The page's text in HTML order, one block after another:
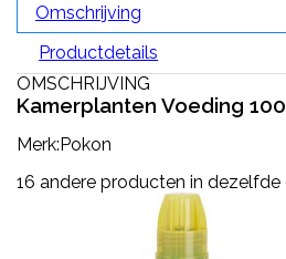
Omschrijving
Productdetails
OMSCHRIJVING
Kamerplanten Voeding
Merk:Pokon
16 andere producten in dezelfde